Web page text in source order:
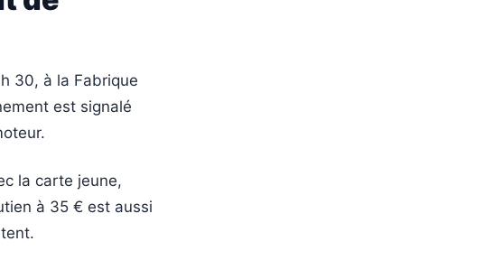
30, à la Fabrique
est signalé
la carte jeune,
à 35 € est aussi